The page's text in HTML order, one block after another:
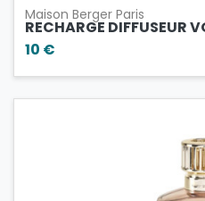
Maison Berger Paris
RECHARGE DIFFUSEUR
10 €